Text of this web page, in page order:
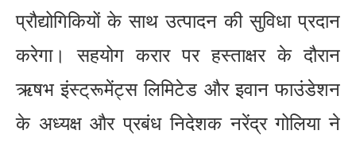
प्रौद्योगिकियों के साथ उत्पादन की सुविधा प्रदान
करेगा। सहयोग करार पर हस्ताक्षर के दौरान
ऋषभ इंस्ट्रूमेंट्स लिमिटेड और इवान फाउंडेशन
के अध्यक्ष और प्रबंध निदेशक नरेंद्र गोलिया ने